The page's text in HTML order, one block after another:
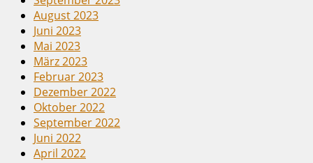
August 2023
Juni 2023
Mai 2023
März 2023
Februar 2023
Dezember 2022
Oktober 2022
September 2022
Juni 2022
April 2022